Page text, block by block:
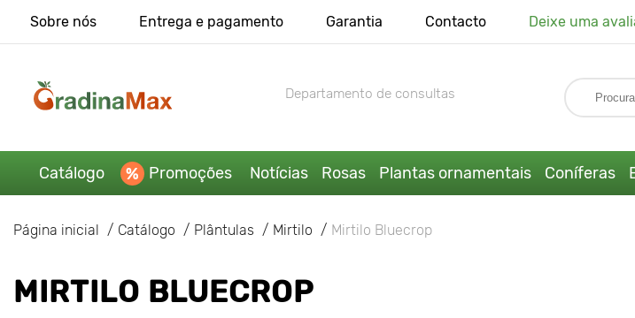
Sobre nós Entrega e pagamento Garantia Contacto Deixe uma
Departamento de consultas
Catálogo Promoções Notícias Rosas Plantas ornamentais Coníferas
Página inicial Catálogo Plântulas Mirtilo Mirtilo Bluecrop
MIRTILO BLUECROP